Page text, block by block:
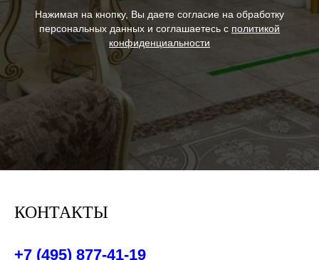
Нажимая на кнопку, Вы даете согласие на обработку
персональных данных и соглашаетесь c политикой
конфиденциальности
КОНТАКТЫ
+7 (495) 877-41-19